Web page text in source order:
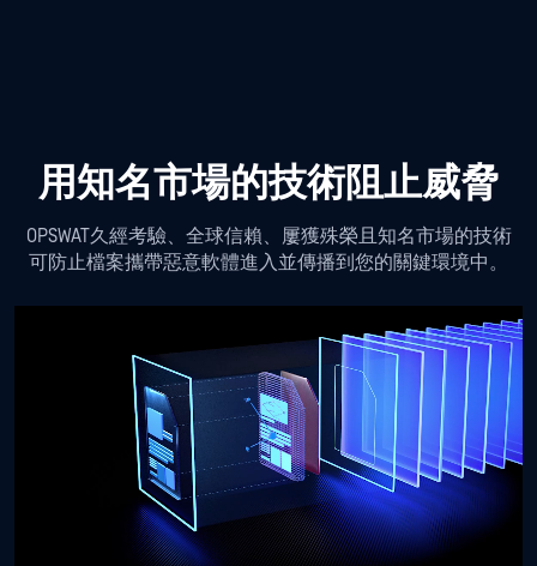
用知名市場的技術阻止威脅
OPSWAT久經考驗、全球信賴、屢獲殊榮且知名市場的技術
可防止檔案攜帶惡意軟體進入並傳播到您的關鍵環境中。